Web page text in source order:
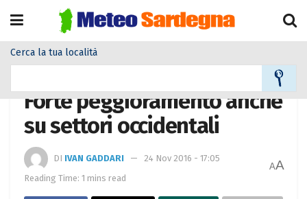
Cerca la tua località
Forte peggioramento anche
su settori occidentali
DI IVAN GADDARI
24 Nov 2016 - 17:05
Reading Time: 1 mins read
AA